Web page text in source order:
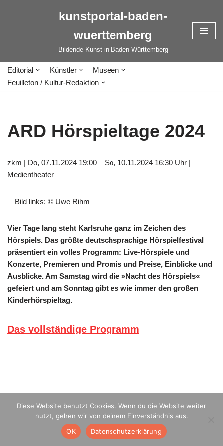
kunstportal-baden-
wuerttemberg
Bildende Kunst in Baden-Württemberg
Editorial Künstler
Museen
Feuilleton / Kultur-Redaktion
ARD Hörspieltage 2024
zkm | Do, 07.11.2024 19:00 – So, 10.11.2024 16:30 Uhr |
Medientheater
Bild links: © Uwe Rihm
Vier Tage lang steht Karlsruhe ganz im Zeichen des
Hörspiels. Das größte deutschsprachige Hörspielfestival
präsentiert ein volles Programm: Live-Hörspiele und
Konzerte, Premieren und Promis und Preise, Einblicke und
Ausblicke. Am Samstag wird die »Nacht des Hörspiels«
gefeiert und am Sonntag gibt es wie immer den großen
Kinderhörspieltag.
Das vollständige Programm
Diese Website benutzt Cookies. Wenn du die Website weiter
nutzt, gehen wir von deinem Einverständnis aus.
OK
Datenschutzerklärung